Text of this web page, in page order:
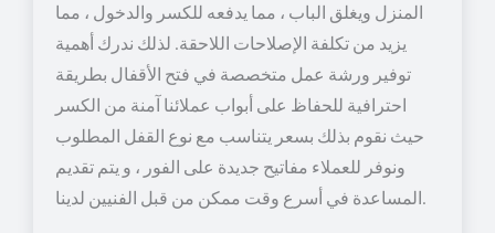
المنزل ويغلق الباب ، مما يدفعه للكسر والدخول ، مما
يزيد من تكلفة الإصلاحات اللاحقة. لذلك ندرك أهمية
توفير ورشة عمل متخصصة في فتح الأقفال بطريقة
احترافية للحفاظ على أبواب عملائنا آمنة من الكسر
حيث نقوم بذلك بسعر يتناسب مع نوع القفل المطلوب
ونوفر للعملاء مفاتيح جديدة على الفور ، و يتم تقديم
المساعدة في أسرع وقت ممكن من قبل الفنيين لدينا.